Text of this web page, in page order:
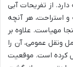
از تفریحات آبی
و استراحت، هر آنچه
مهیاست. علاوه بر
ونقل عمومی، آن را
کرده است. موقعیت